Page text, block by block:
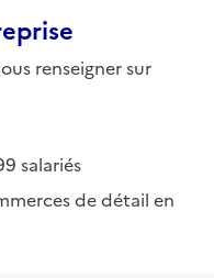
renseigner sur
salariés
de détail en